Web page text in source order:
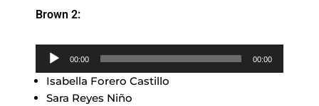
Brown 2:
Reproductor
audio
00:00 00:00
Isabella Forero Castillo
Sara Reyes Niño